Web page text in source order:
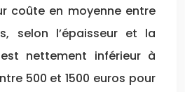
coûte en moyenne entre
selon l’épaisseur et la
nettement inférieur à
500 et 1500 euros pour